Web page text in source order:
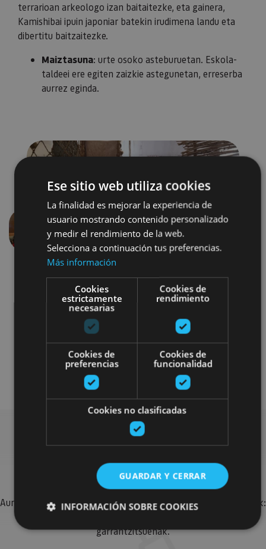
terrarioan arkeologo izan baitaitezke, eta gainera,
Kamishibai ipuin japoniar batekin irudimena landu eta
dibertitu baitzaitezke.
Maiztasuna: urte osoko asteburuetan. Eskola-
taldeei ere egiten zaizkie astegunetan, erreserba
aurrez eginda.
Aurrekoa
Arquitectura civil
Museos y centros expositivos
Bilatu plan gehiago
Aurkitu zure bidaia Nafarroan osatzeko planak eta iradokizunak:
garrantzitsuenak.
Ese sitio web utiliza cookies
La finalidad es mejorar la experiencia de
usuario mostrando contenido personalizado
y medir el rendimiento de la web.
Selecciona a continuación tus preferencias.
Más información
Cookies
estrictamente
necesarias
Cookies de
rendimiento
Cookies de
preferencias
Cookies de
funcionalidad
Cookies no clasificadas
GUARDAR Y CERRAR
INFORMACIÓN SOBRE COOKIES